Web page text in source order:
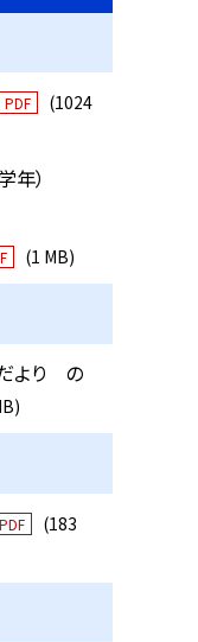
PDF
(1024
年）
(1 MB)
より の
PDF
(183